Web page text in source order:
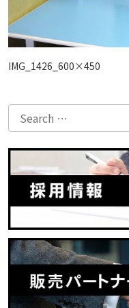
IMG_1426_600×450